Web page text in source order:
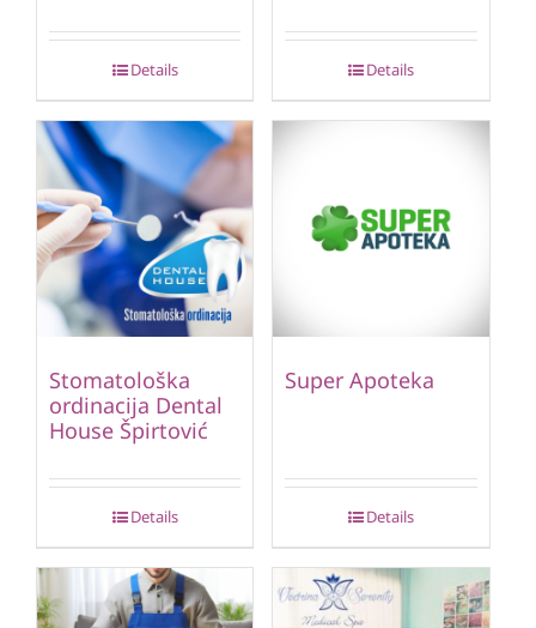
Details Details
Stomatološka
ordinacija Dental
House Špirtović
Details
Super Apoteka
Details